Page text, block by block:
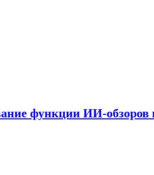
функции ИИ-обзоров